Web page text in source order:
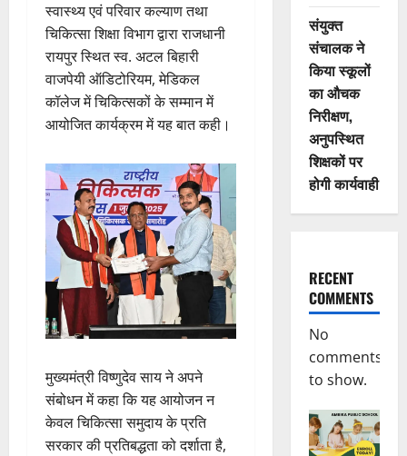
स्वास्थ्य एवं परिवार कल्याण तथा
चिकित्सा शिक्षा विभाग द्वारा राजधानी
रायपुर स्थित स्व. अटल बिहारी
वाजपेयी ऑडिटोरियम, मेडिकल
कॉलेज में चिकित्सकों के सम्मान में
आयोजित कार्यक्रम में यह बात कही।
मुख्यमंत्री विष्णुदेव साय ने अपने
संबोधन में कहा कि यह आयोजन न
केवल चिकित्सा समुदाय के प्रति
सरकार की प्रतिबद्धता को दर्शाता है,
संयुक्त
संचालक ने
किया स्कूलों
का औचक
निरीक्षण,
अनुपस्थित
शिक्षकों पर
होगी कार्यवाही
RECENT
COMMENTS
No
comments
to show.